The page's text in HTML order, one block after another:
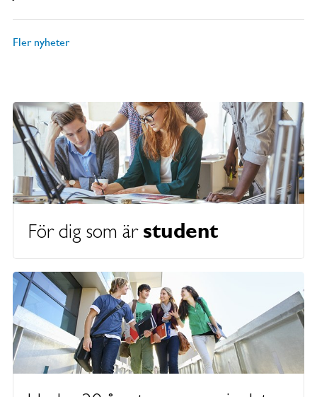
Fler nyheter
För dig som är student